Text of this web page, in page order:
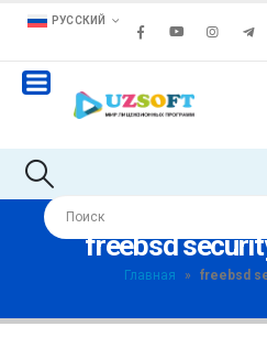
РУССКИЙ
freebsd
Главная » freebsd